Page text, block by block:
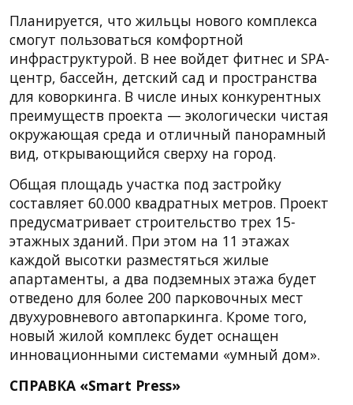
Планируется, что жильцы нового комплекса
смогут пользоваться комфортной
инфраструктурой. В нее войдет фитнес и SPA-
центр, бассейн, детский сад и пространства
для коворкинга. В числе иных конкурентных
преимуществ проекта — экологически чистая
окружающая среда и отличный панорамный
вид, открывающийся сверху на город.
Общая площадь участка под застройку
составляет 60.000 квадратных метров. Проект
предусматривает строительство трех 15-
этажных зданий. При этом на 11 этажах
каждой высотки разместяться жилые
апартаменты, а два подземных этажа будет
отведено для более 200 парковочных мест
двухуровневого автопаркинга. Кроме того,
новый жилой комплекс будет оснащен
инновационными системами «умный дом».
СПРАВКА «Smart Press»